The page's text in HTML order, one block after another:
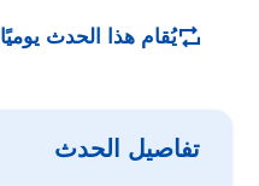
يُقام هذا الحدث يوميًا
تفاصيل الحدث